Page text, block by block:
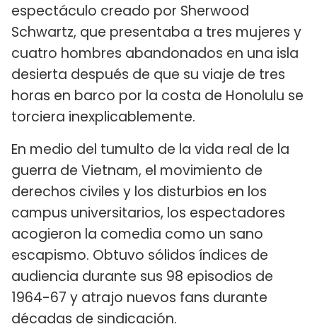
espectáculo creado por Sherwood
Schwartz, que presentaba a tres mujeres y
cuatro hombres abandonados en una isla
desierta después de que su viaje de tres
horas en barco por la costa de Honolulu se
torciera inexplicablemente.
En medio del tumulto de la vida real de la
guerra de Vietnam, el movimiento de
derechos civiles y los disturbios en los
campus universitarios, los espectadores
acogieron la comedia como un sano
escapismo. Obtuvo sólidos índices de
audiencia durante sus 98 episodios de
1964-67 y atrajo nuevos fans durante
décadas de sindicación.